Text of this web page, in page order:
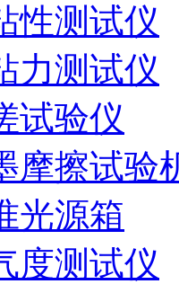
性测试仪
力测试仪
试验仪
摩擦试验
光源箱
度测试仪